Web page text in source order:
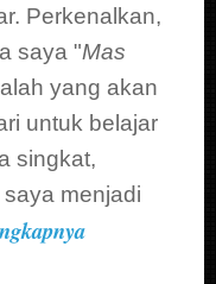
Perkenalkan,
saya "Mas
yang akan
untuk belajar
singkat,
menjadi